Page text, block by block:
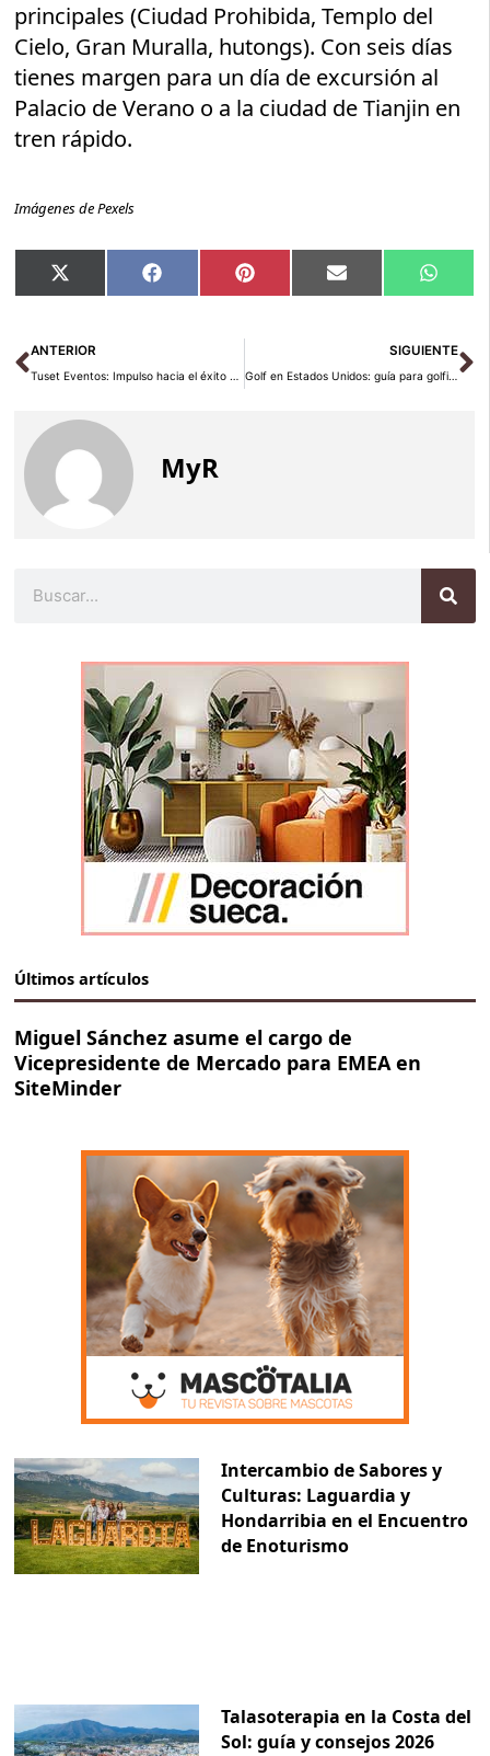
principales (Ciudad Prohibida, Templo del
Cielo, Gran Muralla, hutongs). Con seis días
tienes margen para un día de excursión al
Palacio de Verano o a la ciudad de Tianjin en
tren rápido.
Imágenes de Pexels
Compartir
en
X
(Twitter)
Compartir
en
Facebook Compartir
en
Pinterest Compartir
en
Email
en
Ant
ANTERIOR
Tuset Eventos: Impulso hacia el éxito en España
SIGUIENTE
Golf en Estados Unidos: guía para golfistas españoles
MyR
Últimos artículos
Miguel Sánchez asume el cargo de
Vicepresidente de Mercado para EMEA en
SiteMinder
Intercambio de Sabores y
Culturas: Laguardia y
Hondarribia en el Encuentro
de Enoturismo
Talasoterapia en la Costa del
Sol: guía y consejos 2026